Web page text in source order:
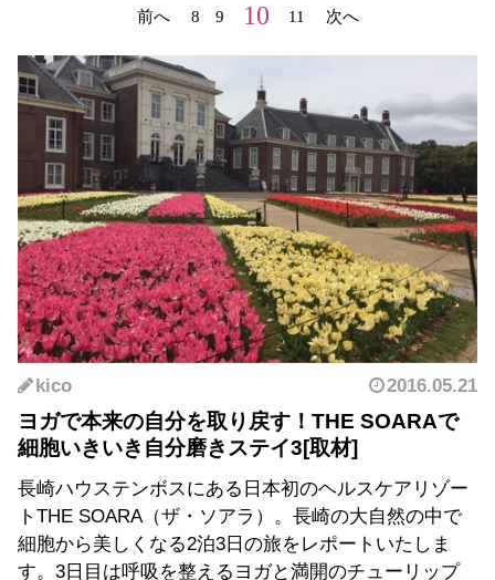
前へ
8 9 10 11 次へ
kico 2016.05.21
ヨガで本来の自分を取り戻す！THE SOARAで
細胞いきいき自分磨きステイ3
長崎ハウステンボスにある日本初のヘルスケアリゾー
トTHE SOARA（ザ・ソアラ）。長崎の大自然の中で
細胞から美しくなる2泊3日の旅をレポートいたしま
す。3日目は呼吸を整えるヨガと満開のチューリップ